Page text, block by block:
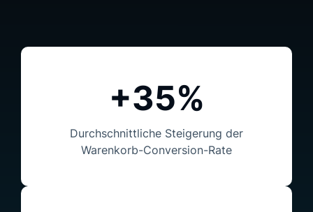
+35%
Durchschnittliche Steigerung der
Warenkorb-Conversion-Rate